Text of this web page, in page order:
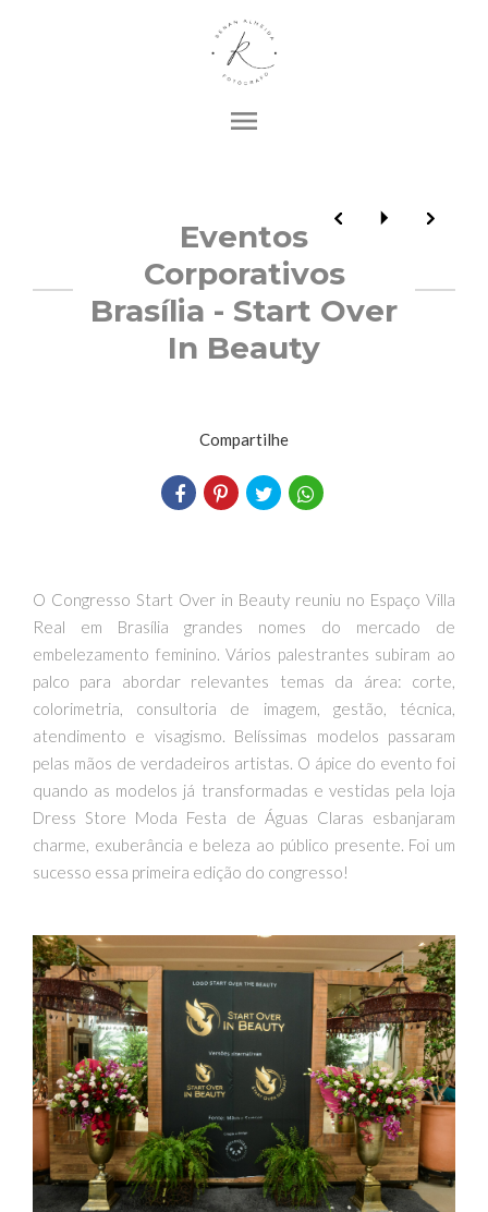
menu
Eventos
Corporativos
Brasília - Start Over
In Beauty
Compartilhe
O Congresso Start Over in Beauty reuniu no Espaço Villa
Real em Brasília grandes nomes do mercado de
embelezamento feminino. Vários palestrantes subiram ao
palco para abordar relevantes temas da área: corte,
colorimetria, consultoria de imagem, gestão, técnica,
atendimento e visagismo. Belíssimas modelos passaram
pelas mãos de verdadeiros artistas. O ápice do evento foi
quando as modelos já transformadas e vestidas pela loja
Dress Store Moda Festa de Águas Claras esbanjaram
charme, exuberância e beleza ao público presente. Foi um
sucesso essa primeira edição do congresso!